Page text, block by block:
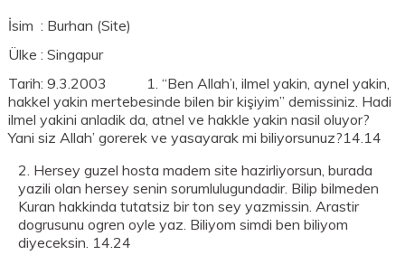
İsim : Burhan (Site)
Ülke : Singapur
Tarih: 9.3.2003 1. “Ben Allah’ı, ilmel yakin, aynel yakin,
hakkel yakin mertebesinde bilen bir kişiyim” demissiniz. Hadi
ilmel yakini anladik da, atnel ve hakkle yakin nasil oluyor?
Yani siz Allah’ gorerek ve yasayarak mi biliyorsunuz?14.14
Hersey guzel hosta madem site hazirliyorsun, burada
yazili olan hersey senin sorumlulugundadir. Bilip bilmeden
Kuran hakkinda tutatsiz bir ton sey yazmissin. Arastir
dogrusunu ogren oyle yaz. Biliyom simdi ben biliyom
diyeceksin. 14.24